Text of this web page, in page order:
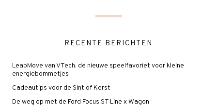
RECENTE BERICHTEN
LeapMove van VTech: de nieuwe speelfavoriet voor kleine
energiebommetjes
Cadeautips voor de Sint of Kerst
De weg op met de Ford Focus ST Line x Wagon